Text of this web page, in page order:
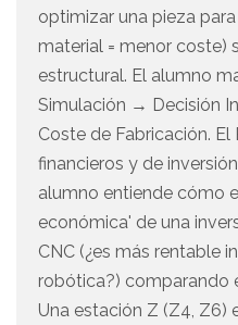
optimizar una pieza
material = menor coste)
estructural. El alumno
Simulación → Decisión
Coste de Fabricación.
financieros y de
alumno entiende cómo
económica' de una
CNC (¿es más rentable
robótica?) comparando
Una estación Z (Z4, Z6)